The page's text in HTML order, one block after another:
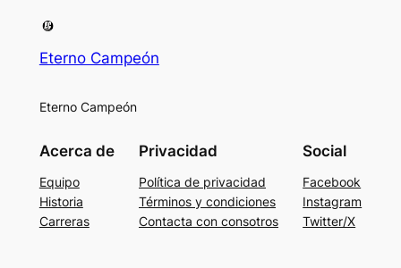
Eterno Campeón
Eterno Campeón
Acerca de
Equipo
Historia
Carreras
Privacidad
Política de privacidad
Términos y condiciones
Contacta con consotros
Social
Facebook
Instagram
Twitter/X